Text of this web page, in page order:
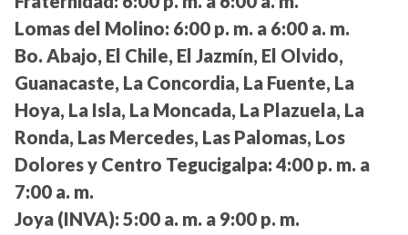
Lomas del Molino: 6:00 p. m. a 6:00 a. m.
Bo. Abajo, El Chile, El Jazmín, El Olvido,
Guanacaste, La Concordia, La Fuente, La
Hoya, La Isla, La Moncada, La Plazuela, La
Ronda, Las Mercedes, Las Palomas, Los
Dolores y Centro Tegucigalpa: 4:00 p. m. a
7:00 a. m.
Joya (INVA): 5:00 a. m. a 9:00 p. m.